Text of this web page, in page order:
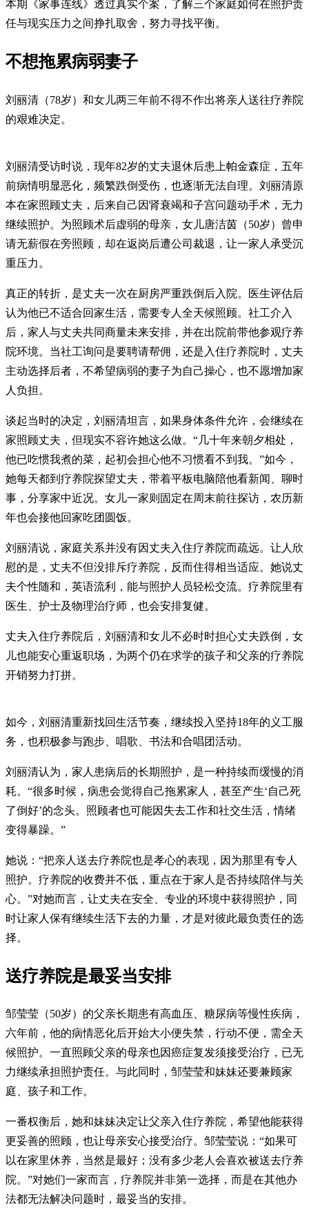
本期《家事连线》透过真实个案，了解三个家庭如何在照护责
任与现实压力之间挣扎取舍，努力寻找平衡。
不想拖累病弱妻子
刘丽清（78岁）和女儿两三年前不得不作出将亲人送往疗养院
的艰难决定。
刘丽清受访时说，现年82岁的丈夫退休后患上帕金森症，五年
前病情明显恶化，频繁跌倒受伤，也逐渐无法自理。刘丽清原
本在家照顾丈夫，后来自己因肾衰竭和子宫问题动手术，无力
继续照护。为照顾术后虚弱的母亲，女儿唐洁茵（50岁）曾申
请无薪假在旁照顾，却在返岗后遭公司裁退，让一家人承受沉
重压力。
真正的转折，是丈夫一次在厨房严重跌倒后入院。医生评估后
认为他已不适合回家生活，需要专人全天候照顾。社工介入
后，家人与丈夫共同商量未来安排，并在出院前带他参观疗养
院环境。当社工询问是要聘请帮佣，还是入住疗养院时，丈夫
主动选择后者，不希望病弱的妻子为自己操心，也不愿增加家
人负担。
谈起当时的决定，刘丽清坦言，如果身体条件允许，会继续在
家照顾丈夫，但现实不容许她这么做。“几十年来朝夕相处，
他已吃惯我煮的菜，起初会担心他不习惯看不到我。”如今，
她每天都到疗养院探望丈夫，带着平板电脑陪他看新闻、聊时
事，分享家中近况。女儿一家则固定在周末前往探访，农历新
年也会接他回家吃团圆饭。
刘丽清说，家庭关系并没有因丈夫入住疗养院而疏远。让人欣
慰的是，丈夫不但没排斥疗养院，反而住得相当适应。她说丈
夫个性随和，英语流利，能与照护人员轻松交流。疗养院里有
医生、护士及物理治疗师，也会安排复健。
丈夫入住疗养院后，刘丽清和女儿不必时时担心丈夫跌倒，女
儿也能安心重返职场，为两个仍在求学的孩子和父亲的疗养院
开销努力打拼。
如今，刘丽清重新找回生活节奏，继续投入坚持18年的义工服
务，也积极参与跑步、唱歌、书法和合唱团活动。
刘丽清认为，家人患病后的长期照护，是一种持续而缓慢的消
耗。“很多时候，病患会觉得自己拖累家人，甚至产生‘自己死
了倒好’的念头。照顾者也可能因失去工作和社交生活，情绪
变得暴躁。”
她说：“把亲人送去疗养院也是孝心的表现，因为那里有专人
照护。疗养院的收费并不低，重点在于家人是否持续陪伴与关
心。”对她而言，让丈夫在安全、专业的环境中获得照护，同
时让家人保有继续生活下去的力量，才是对彼此最负责任的选
择。
送疗养院是最妥当安排
邹莹莹（50岁）的父亲长期患有高血压、糖尿病等慢性疾病，
六年前，他的病情恶化后开始大小便失禁，行动不便，需全天
候照护。一直照顾父亲的母亲也因癌症复发须接受治疗，已无
力继续承担照护责任。与此同时，邹莹莹和妹妹还要兼顾家
庭、孩子和工作。
一番权衡后，她和妹妹决定让父亲入住疗养院，希望他能获得
更妥善的照顾，也让母亲安心接受治疗。邹莹莹说：“如果可
以在家里休养，当然是最好；没有多少老人会喜欢被送去疗养
院。”对她们一家而言，疗养院并非第一选择，而是在其他办
法都无法解决问题时，最妥当的安排。